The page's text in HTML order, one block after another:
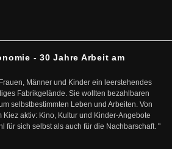
- 30 Jahre Arbeit am
Männer und Kinder ein leerstehendes
Fabrikgelände. Sie wollten bezahlbaren
selbstbestimmten Leben und Arbeiten. Von
Kiez aktiv: Kino, Kultur und Kinder-Angebote
für sich selbst als auch für die Nachbarschaft. "